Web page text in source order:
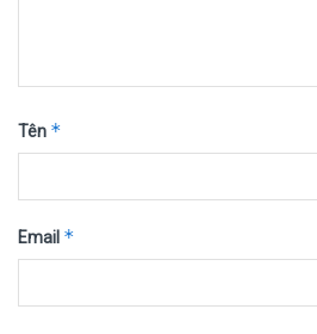
Tên *
Email *